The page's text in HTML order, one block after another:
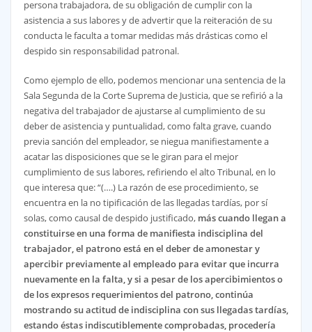
persona trabajadora, de su obligación de cumplir con la
asistencia a sus labores y de advertir que la reiteración de su
conducta le faculta a tomar medidas más drásticas como el
despido sin responsabilidad patronal.
Como ejemplo de ello, podemos mencionar una sentencia de la
Sala Segunda de la Corte Suprema de Justicia, que se refirió a la
negativa del trabajador de ajustarse al cumplimiento de su
deber de asistencia y puntualidad, como falta grave, cuando
previa sanción del empleador, se niegua manifiestamente a
acatar las disposiciones que se le giran para el mejor
cumplimiento de sus labores, refiriendo el alto Tribunal, en lo
que interesa que: “(….) La razón de ese procedimiento, se
encuentra en la no tipificación de las llegadas tardías, por sí
solas, como causal de despido justificado, más cuando llegan a
constituirse en una forma de manifiesta indisciplina del
trabajador, el patrono está en el deber de amonestar y
apercibir previamente al empleado para evitar que incurra
nuevamente en la falta, y si a pesar de los apercibimientos o
de los expresos requerimientos del patrono, continúa
mostrando su actitud de indisciplina con sus llegadas tardías,
estando éstas indiscutiblemente comprobadas, procedería